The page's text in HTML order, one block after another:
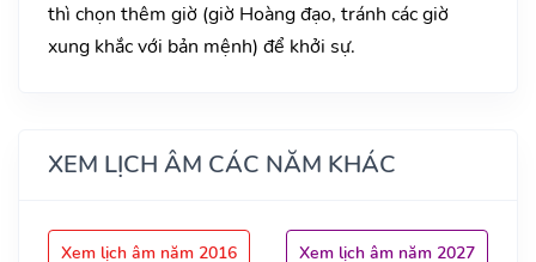
thì chọn thêm giờ (giờ Hoàng đạo, tránh các giờ
xung khắc với bản mệnh) để khởi sự.
XEM LỊCH ÂM CÁC NĂM KHÁC
Xem lịch âm năm 2016 Xem lịch âm năm 2027